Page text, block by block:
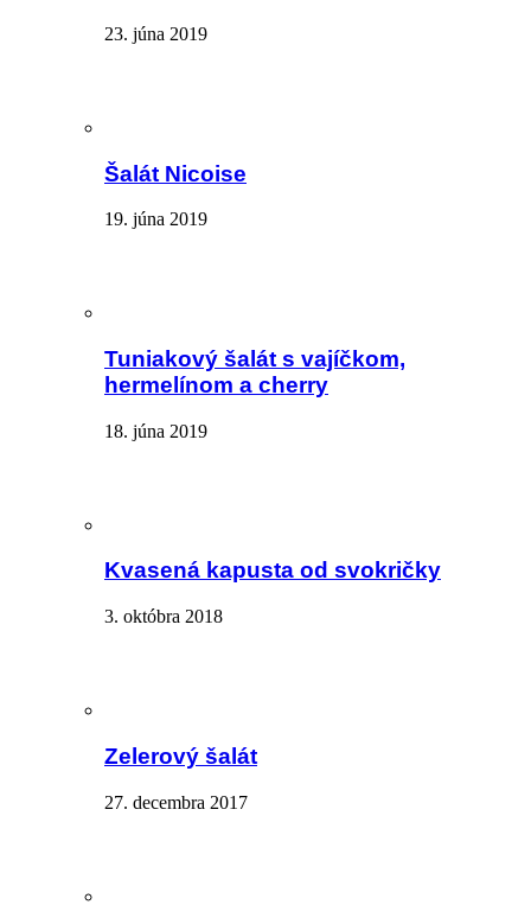
23. júna 2019
Šalát Nicoise
19. júna 2019
Tuniakový šalát s vajíčkom,
hermelínom a cherry
18. júna 2019
Kvasená kapusta od svokričky
3. októbra 2018
Zelerový šalát
27. decembra 2017